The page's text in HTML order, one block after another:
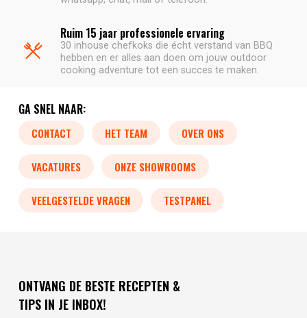
Ruim 15 jaar professionele ervaring
30 inhouse chefkoks die écht verstand van BBQ
hebben en er alles aan doen om jouw outdoor
cooking adventure tot een succes te maken.
GA SNEL NAAR:
CONTACT HET TEAM OVER ONS
VACATURES ONZE SHOWROOMS
VEELGESTELDE VRAGEN TESTPANEL
ONTVANG DE BESTE RECEPTEN &
TIPS IN JE INBOX!